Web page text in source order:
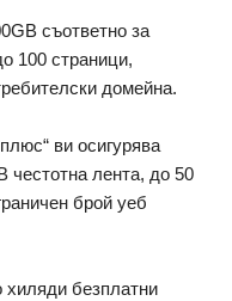
съответно за
100 страници,
домейна.
ви осигурява
честотна лента, до 50
брой уеб
хиляди безплатни